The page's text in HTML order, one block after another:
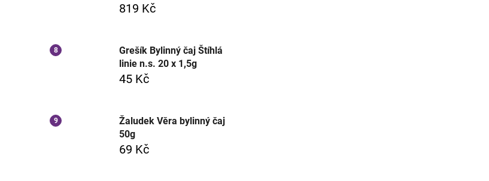
819 Kč
Grešík Bylinný čaj Štíhlá
linie n.s. 20 x 1,5g
45 Kč
Žaludek Věra bylinný čaj
50g
69 Kč